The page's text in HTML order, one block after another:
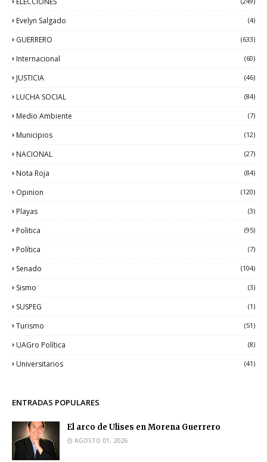
Evelyn Salgado (4)
GUERRERO (633)
Internacional (60)
JUSTICIA (46)
LUCHA SOCIAL (84)
Medio Ambiente (7)
Municipios (12)
NACIONAL (27)
Nota Roja (84)
Opinion (120)
Playas (3)
Politica (95)
Política (7)
Senado (104)
Sismo (3)
SUSPEG (1)
Turismo (51)
UAGro Política (8)
Universitarios (41)
ENTRADAS POPULARES
El arco de Ulises en Morena Guerrero
AGOSTO 01, 2026